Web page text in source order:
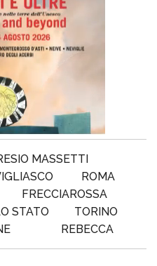
MASSETTI
ROMA
FRECCIAROSSA
STATO
TORINO
REBECCA